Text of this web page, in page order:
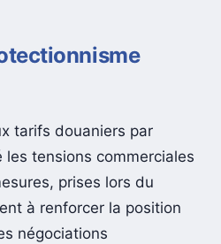
tarifs douaniers par
les tensions commerciales
prises lors du
à renforcer la position
négociations